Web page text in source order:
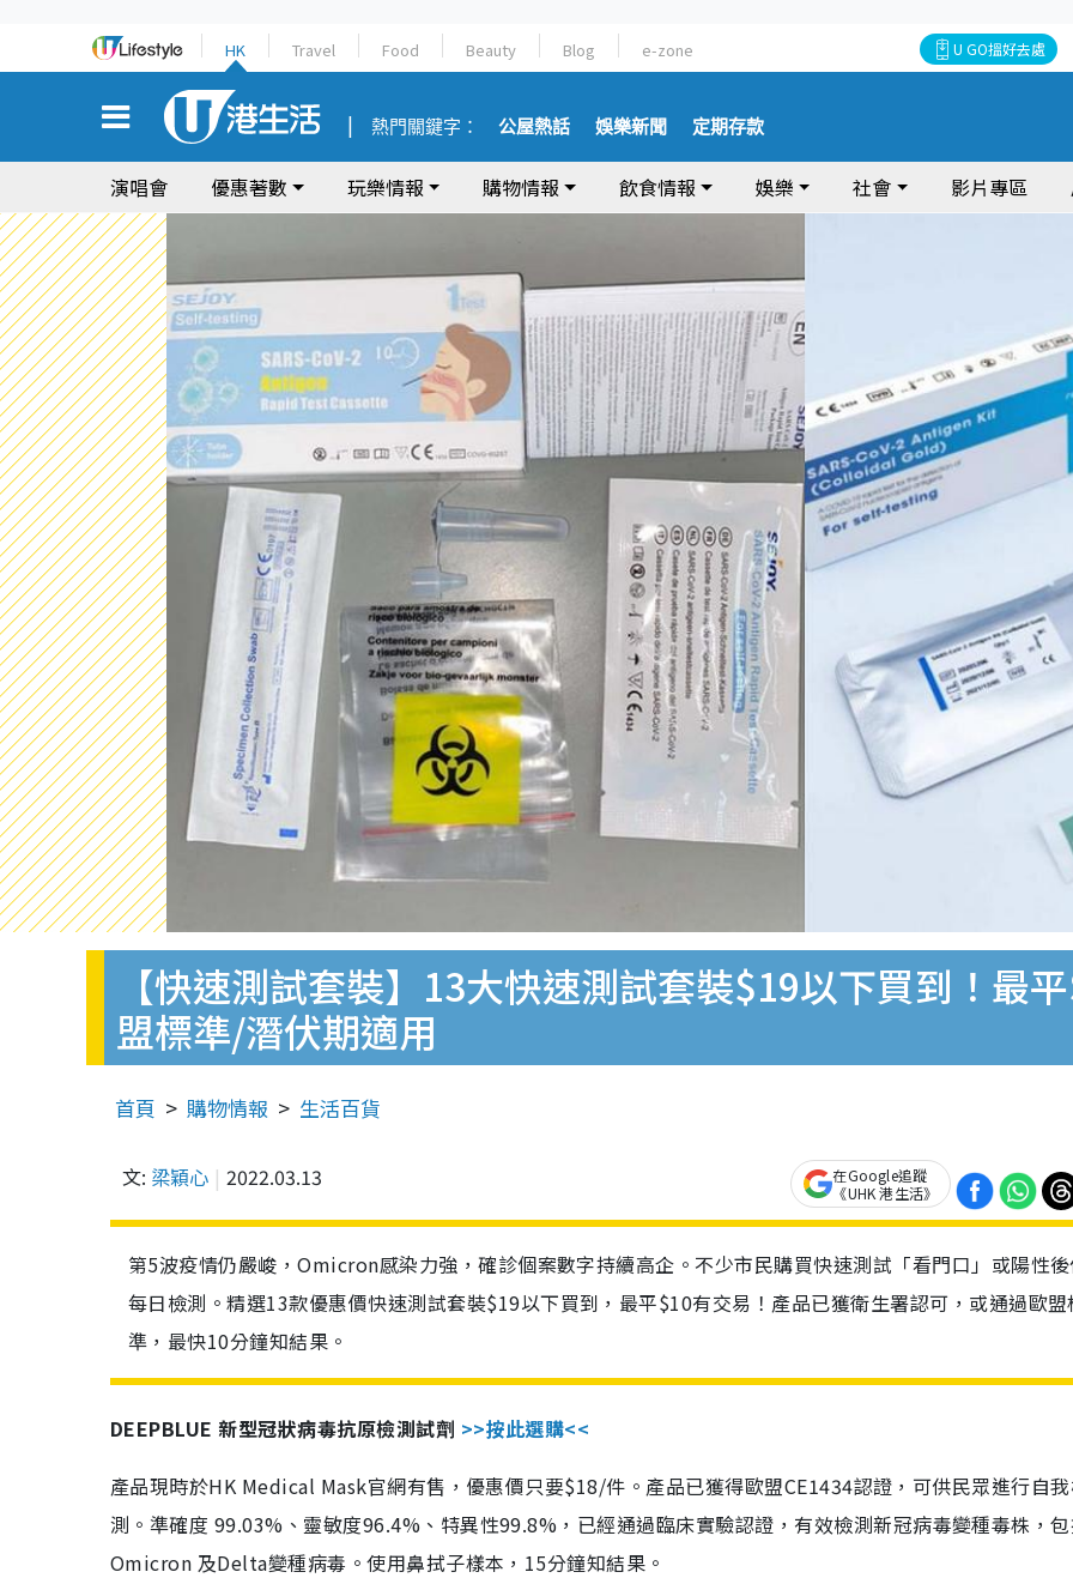
HK Travel Food Beauty Blog e-zone U GO搵好去處
熱門關鍵字： 公屋熱話 娛樂新聞 定期存款
演唱會 優惠著數 玩樂情報 購物情報 飲食情報 娛樂 社會 影片專區
【快速測試套裝】13大快速測試套裝$19以下買到！最
盟標準/潛伏期適用
首頁 購物情報 生活百貨
文: 梁穎心 2022.03.13
在Google追蹤
《UHK 港生活》
第5波疫情仍嚴峻，Omicron感染力強，確診個案數字持續高企。不少市民購買快速測試「看門口」或陽性
每日檢測。精選13款優惠價快速測試套裝$19以下買到，最平$10有交易！產品已獲衛生署認可，或通過歐盟
準，最快10分鐘知結果。
DEEPBLUE 新型冠狀病毒抗原檢測試劑 >>按此選購<<
產品現時於HK Medical Mask官網有售，優惠價只要$18/件。產品已獲得歐盟CE1434認證，可供民眾進行自
測。準確度 99.03%、靈敏度96.4%、特異性99.8%，已經通過臨床實驗認證，有效檢測新冠病毒變種毒株，
Omicron 及Delta變種病毒。使用鼻拭子樣本，15分鐘知結果。